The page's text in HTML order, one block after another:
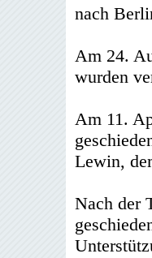
nach
Am 24.
wurden
Am 11.
Lewin,
Nach der